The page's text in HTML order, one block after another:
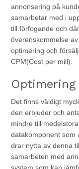
annonsering på
samarbetar med i
till förfogande och
överenskommelse
optimering och
CPM(Cost per mill).
Optimering
Det finns väldigt
den erbjuder och
mindre till
datakomponent som
drar nytta av denna
samarbeten med
system som kan